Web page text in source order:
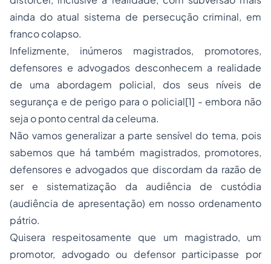
ainda do atual sistema de persecução criminal, em
franco colapso.
Infelizmente, inúmeros magistrados, promotores,
defensores e advogados desconhecem a realidade
de uma abordagem policial, dos seus níveis de
segurança e de perigo para o policial[1] - embora não
seja o ponto central da celeuma.
Não vamos generalizar a parte sensível do tema, pois
sabemos que há também magistrados, promotores,
defensores e advogados que discordam da razão de
ser e sistematização da audiência de custódia
(audiência de apresentação) em nosso ordenamento
pátrio.
Quisera respeitosamente que um magistrado, um
promotor, advogado ou defensor participasse por